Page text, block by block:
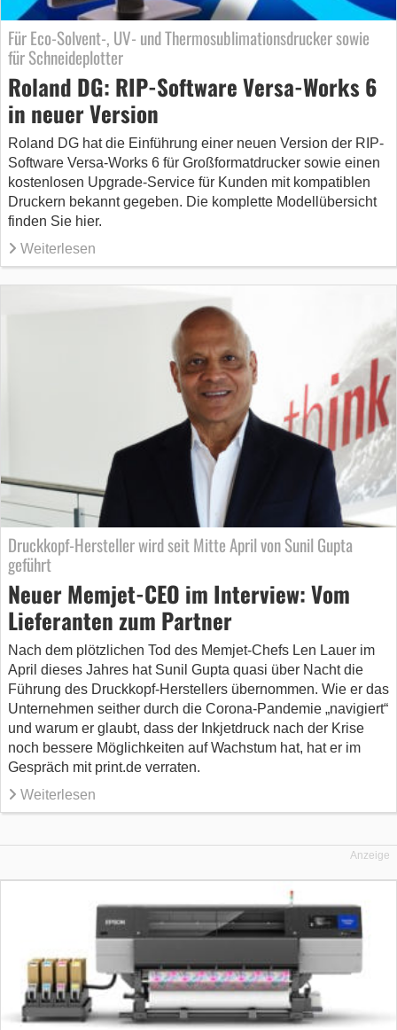
Für Eco-Solvent-, UV- und Thermosublimationsdrucker sowie
für Schneideplotter
Roland DG: RIP-Software Versa-Works 6
in neuer Version
Roland DG hat die Einführung einer neuen Version der RIP-
Software Versa-Works 6 für Großformatdrucker sowie einen
kostenlosen Upgrade-Service für Kunden mit kompatiblen
Druckern bekannt gegeben. Die komplette Modellübersicht
finden Sie hier.
Weiterlesen
Druckkopf-Hersteller wird seit Mitte April von Sunil Gupta
geführt
Neuer Memjet-CEO im Interview: Vom
Lieferanten zum Partner
Nach dem plötzlichen Tod des Memjet-Chefs Len Lauer im
April dieses Jahres hat Sunil Gupta quasi über Nacht die
Führung des Druckkopf-Herstellers übernommen. Wie er das
Unternehmen seither durch die Corona-Pandemie „navigiert“
und warum er glaubt, dass der Inkjetdruck nach der Krise
noch bessere Möglichkeiten auf Wachstum hat, hat er im
Gespräch mit print.de verraten.
Weiterlesen
Anzeige